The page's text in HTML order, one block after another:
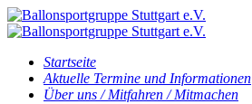
Startseite
Aktuelle Termine und Informationen
Über uns / Mitfahren / Mitmachen